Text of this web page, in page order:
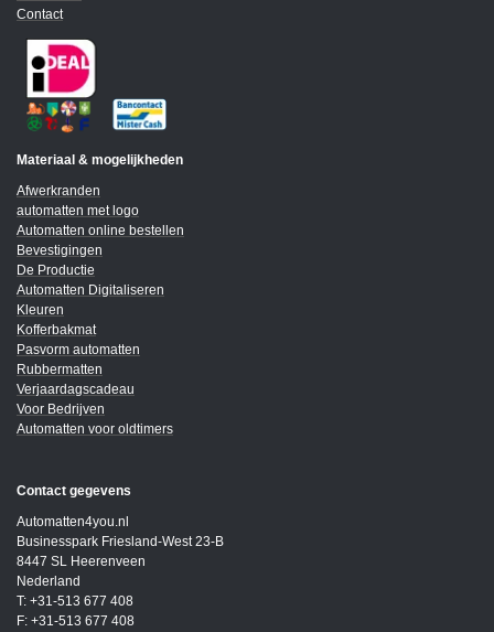
Contact
Materiaal & mogelijkheden
Afwerkranden
automatten met logo
Automatten online bestellen
Bevestigingen
De Productie
Automatten Digitaliseren
Kleuren
Kofferbakmat
Pasvorm automatten
Rubbermatten
Verjaardagscadeau
Voor Bedrijven
Automatten voor oldtimers
Contact gegevens
Automatten4you.nl
Businesspark Friesland-West 23-B
8447 SL Heerenveen
Nederland
T: +31-513 677 408
F: +31-513 677 408